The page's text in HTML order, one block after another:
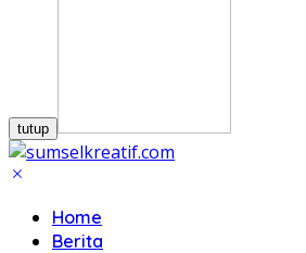
tutup
Home
Berita